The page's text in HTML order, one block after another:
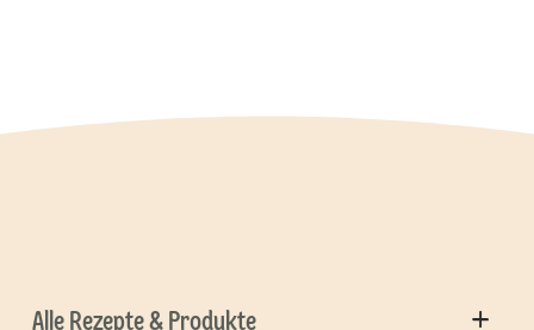
Alle Rezepte & Produkte